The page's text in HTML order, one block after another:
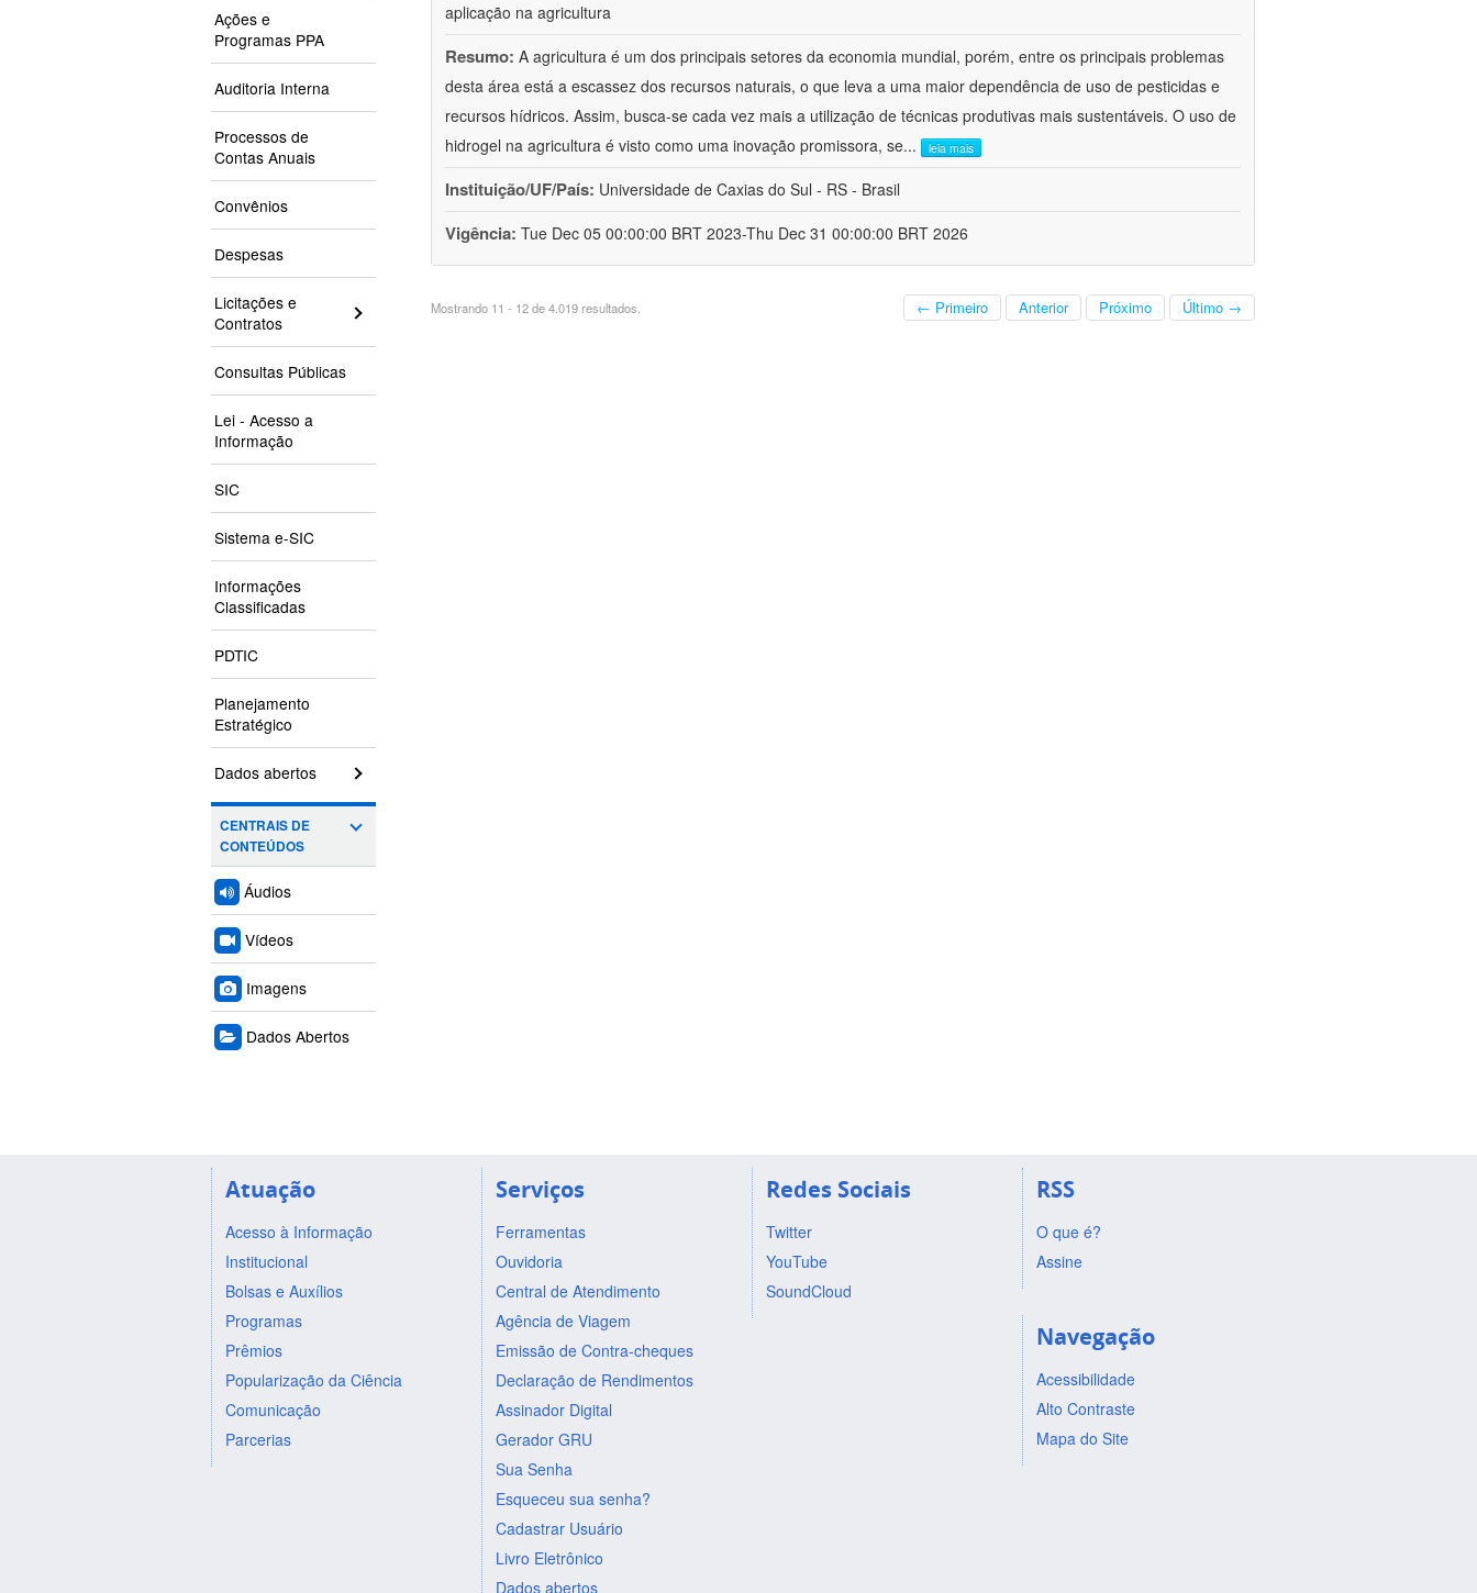
Ações e
Programas PPA
Auditoria Interna
Processos de
Contas Anuais
Convênios
Despesas
Licitações e
Contratos
Consultas Públicas
Lei - Acesso a
Informação
SIC
Sistema e-SIC
Informações
Classificadas
PDTIC
Planejamento
Estratégico
Dados abertos
CENTRAIS DE
CONTEÚDOS
Áudios
Vídeos
Imagens
Dados Abertos
aplicação na agricultura
Resumo: A agricultura é um dos principais setores da economia mundial, porém, entre os principais problemas
desta área está a escassez dos recursos naturais, o que leva a uma maior dependência de uso de pesticidas e
recursos hídricos. Assim, busca-se cada vez mais a utilização de técnicas produtivas mais sustentáveis. O uso de
hidrogel na agricultura é visto como uma inovação promissora, se... leia mais
Instituição/UF/País: Universidade de Caxias do Sul - RS - Brasil
Vigência: Tue Dec 05 00:00:00 BRT 2023-Thu Dec 31 00:00:00 BRT 2026
Mostrando 11 - 12 de 4.019 resultados. ← Primeiro Anterior Próximo Último →
Atuação
Acesso à Informação
Institucional
Bolsas e Auxílios
Programas
Prêmios
Popularização da Ciência
Comunicação
Parcerias
Serviços
Ferramentas
Ouvidoria
Central de Atendimento
Agência de Viagem
Emissão de Contra-cheques
Declaração de Rendimentos
Assinador Digital
Gerador GRU
Sua Senha
Esqueceu sua senha?
Cadastrar Usuário
Livro Eletrônico
Dados abertos
Redes Sociais
Twitter
YouTube
SoundCloud
RSS
O que é?
Assine
Navegação
Acessibilidade
Alto Contraste
Mapa do Site